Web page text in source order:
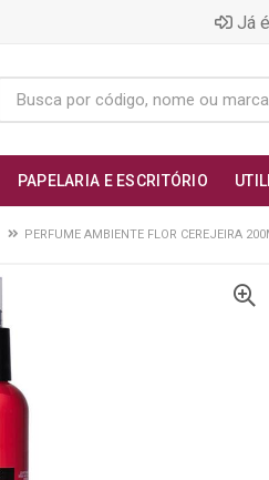
Já
PAPELARIA E ESCRITÓRIO
PERFUME AMBIENTE FLOR CEREJEIRA